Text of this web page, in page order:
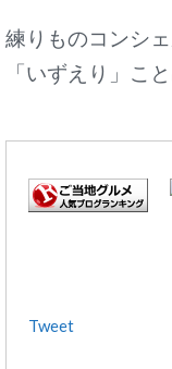
練りものコンシェ
「いずえり」こ
Tweet